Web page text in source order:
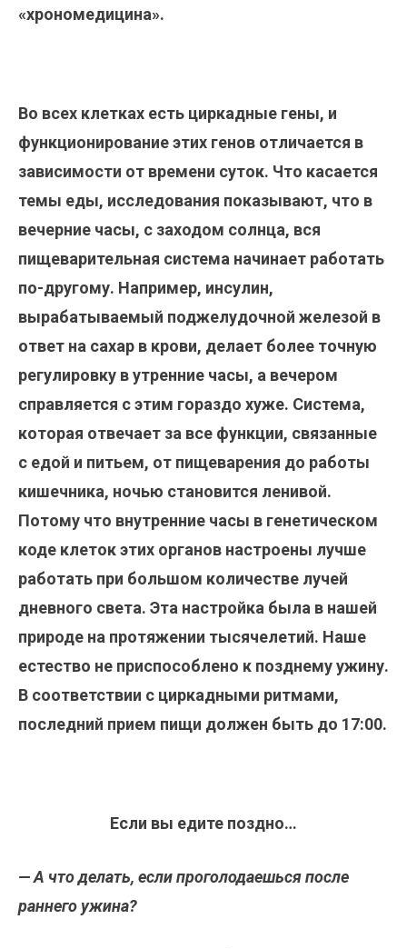
«хрономедицина».
Во всех клетках есть циркадные гены, и
функционирование этих генов отличается в
зависимости от времени суток. Что касается
темы еды, исследования показывают, что в
вечерние часы, с заходом солнца, вся
пищеварительная система начинает работать
по-другому. Например, инсулин,
вырабатываемый поджелудочной железой в
ответ на сахар в крови, делает более точную
регулировку в утренние часы, а вечером
справляется с этим гораздо хуже. Система,
которая отвечает за все функции, связанные
с едой и питьем, от пищеварения до работы
кишечника, ночью становится ленивой.
Потому что внутренние часы в генетическом
коде клеток этих органов настроены лучше
работать при большом количестве лучей
дневного света. Эта настройка была в нашей
природе на протяжении тысячелетий. Наше
естество не приспособлено к позднему ужину.
В соответствии с циркадными ритмами,
последний прием пищи должен быть до 17:00.
Если вы едите поздно…
— А что делать, если проголодаешься после
раннего ужина?